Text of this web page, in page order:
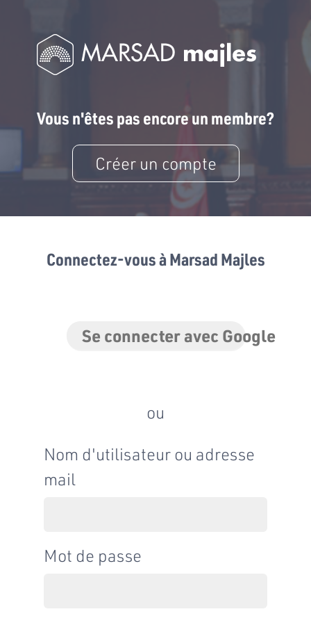
Vous n'êtes pas encore un membre?
Créer un compte
Connectez-vous à Marsad Majles
Se connecter avec Google
ou
Nom d'utilisateur ou adresse
mail
Mot de passe